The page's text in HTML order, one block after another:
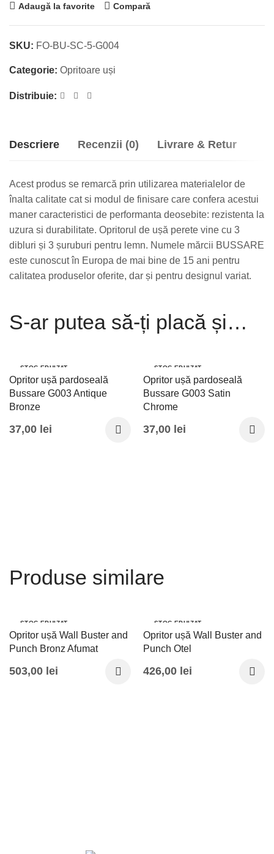
Adaugă la favorite Compară
SKU: FO-BU-SC-5-G004
Categorie: Opritoare uși
Distribuie:
Descriere Recenzii (0) Livrare & Retur
Acest produs se remarcă prin utilizarea materialelor de
înalta calitate cat si modul de finisare care confera acestui
maner caracteristici de performanta deosebite: rezistenta la
uzura si durabilitate. Opritorul de ușă perete vine cu 3
dibluri și 3 șuruburi pentru lemn. Numele mărcii BUSSARE
este cunoscut în Europa de mai bine de 15 ani pentru
calitatea produselor oferite, dar și pentru designul variat.
S-ar putea să-ți placă și…
STOC EPUIZAT
Opritor ușă pardoseală
Bussare G003 Antique
Bronze
37,00 lei
STOC EPUIZAT
Opritor ușă pardoseală
Bussare G003 Satin
Chrome
37,00 lei
Produse similare
STOC EPUIZAT
Opritor ușă Wall Buster and
Punch Bronz Afumat
503,00 lei
STOC EPUIZAT
Opritor ușă Wall Buster and
Punch Otel
426,00 lei